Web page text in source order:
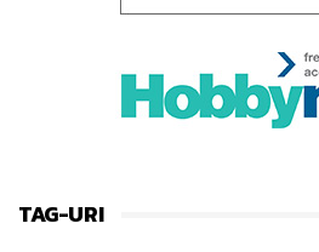
TAG-URI